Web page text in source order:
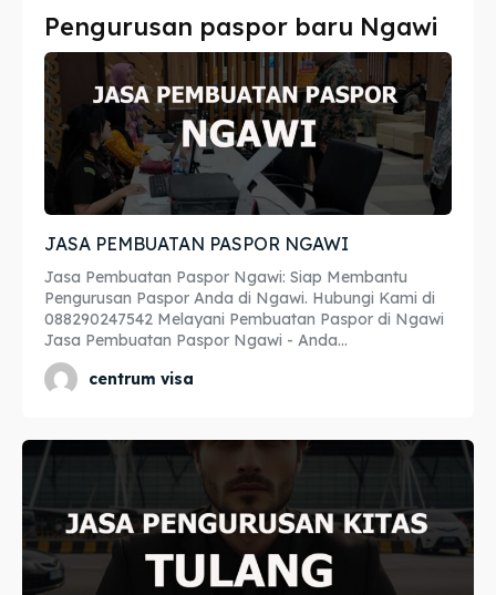
Imta
Legalisir
Apostille
Penerjemah
Asuransi
Blog
Imta
Legalisir
Apostille
Penerjemah
Asuransi
Blog
Pengurusan paspor baru Ngawi
JASA PEMBUATAN PASPOR NGAWI
Jasa Pembuatan Paspor Ngawi: Siap Membantu
Pengurusan Paspor Anda di Ngawi. Hubungi Kami di
088290247542 Melayani Pembuatan Paspor di Ngawi
Jasa Pembuatan Paspor Ngawi - Anda...
centrum visa